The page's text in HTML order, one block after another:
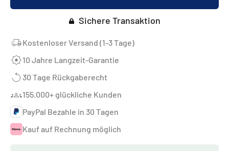
Sichere Transaktion
Kostenloser Versand (1-3 Tage)
10 Jahre Langzeit-Garantie
30 Tage Rückgaberecht
155.000+ glückliche Kunden
PayPal Bezahle in 30 Tagen
Kauf auf Rechnung möglich